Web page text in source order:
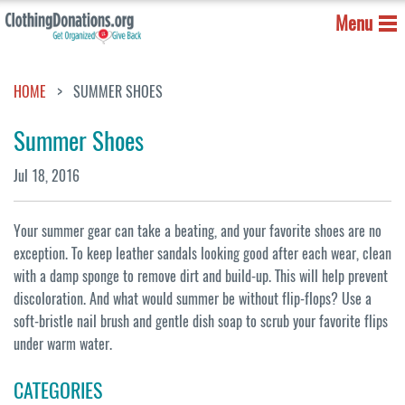
Menu
HOME SUMMER SHOES
Summer Shoes
Jul 18, 2016
Your summer gear can take a beating, and your favorite shoes are no
exception. To keep leather sandals looking good after each wear, clean
with a damp sponge to remove dirt and build-up. This will help prevent
discoloration. And what would summer be without flip-flops? Use a
soft-bristle nail brush and gentle dish soap to scrub your favorite flips
under warm water.
CATEGORIES